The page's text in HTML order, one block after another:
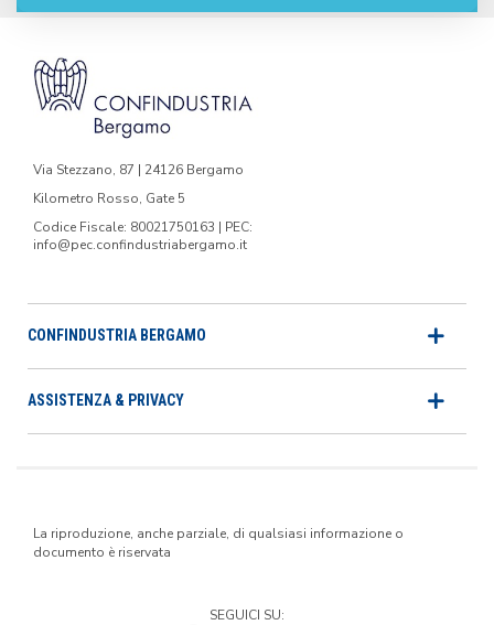
Via Stezzano, 87 | 24126 Bergamo
Kilometro Rosso, Gate 5
Codice Fiscale: 80021750163 | PEC:
info@pec.confindustriabergamo.it
CONFINDUSTRIA BERGAMO
ASSISTENZA & PRIVACY
La riproduzione, anche parziale, di qualsiasi informazione o
documento è riservata
SEGUICI SU: